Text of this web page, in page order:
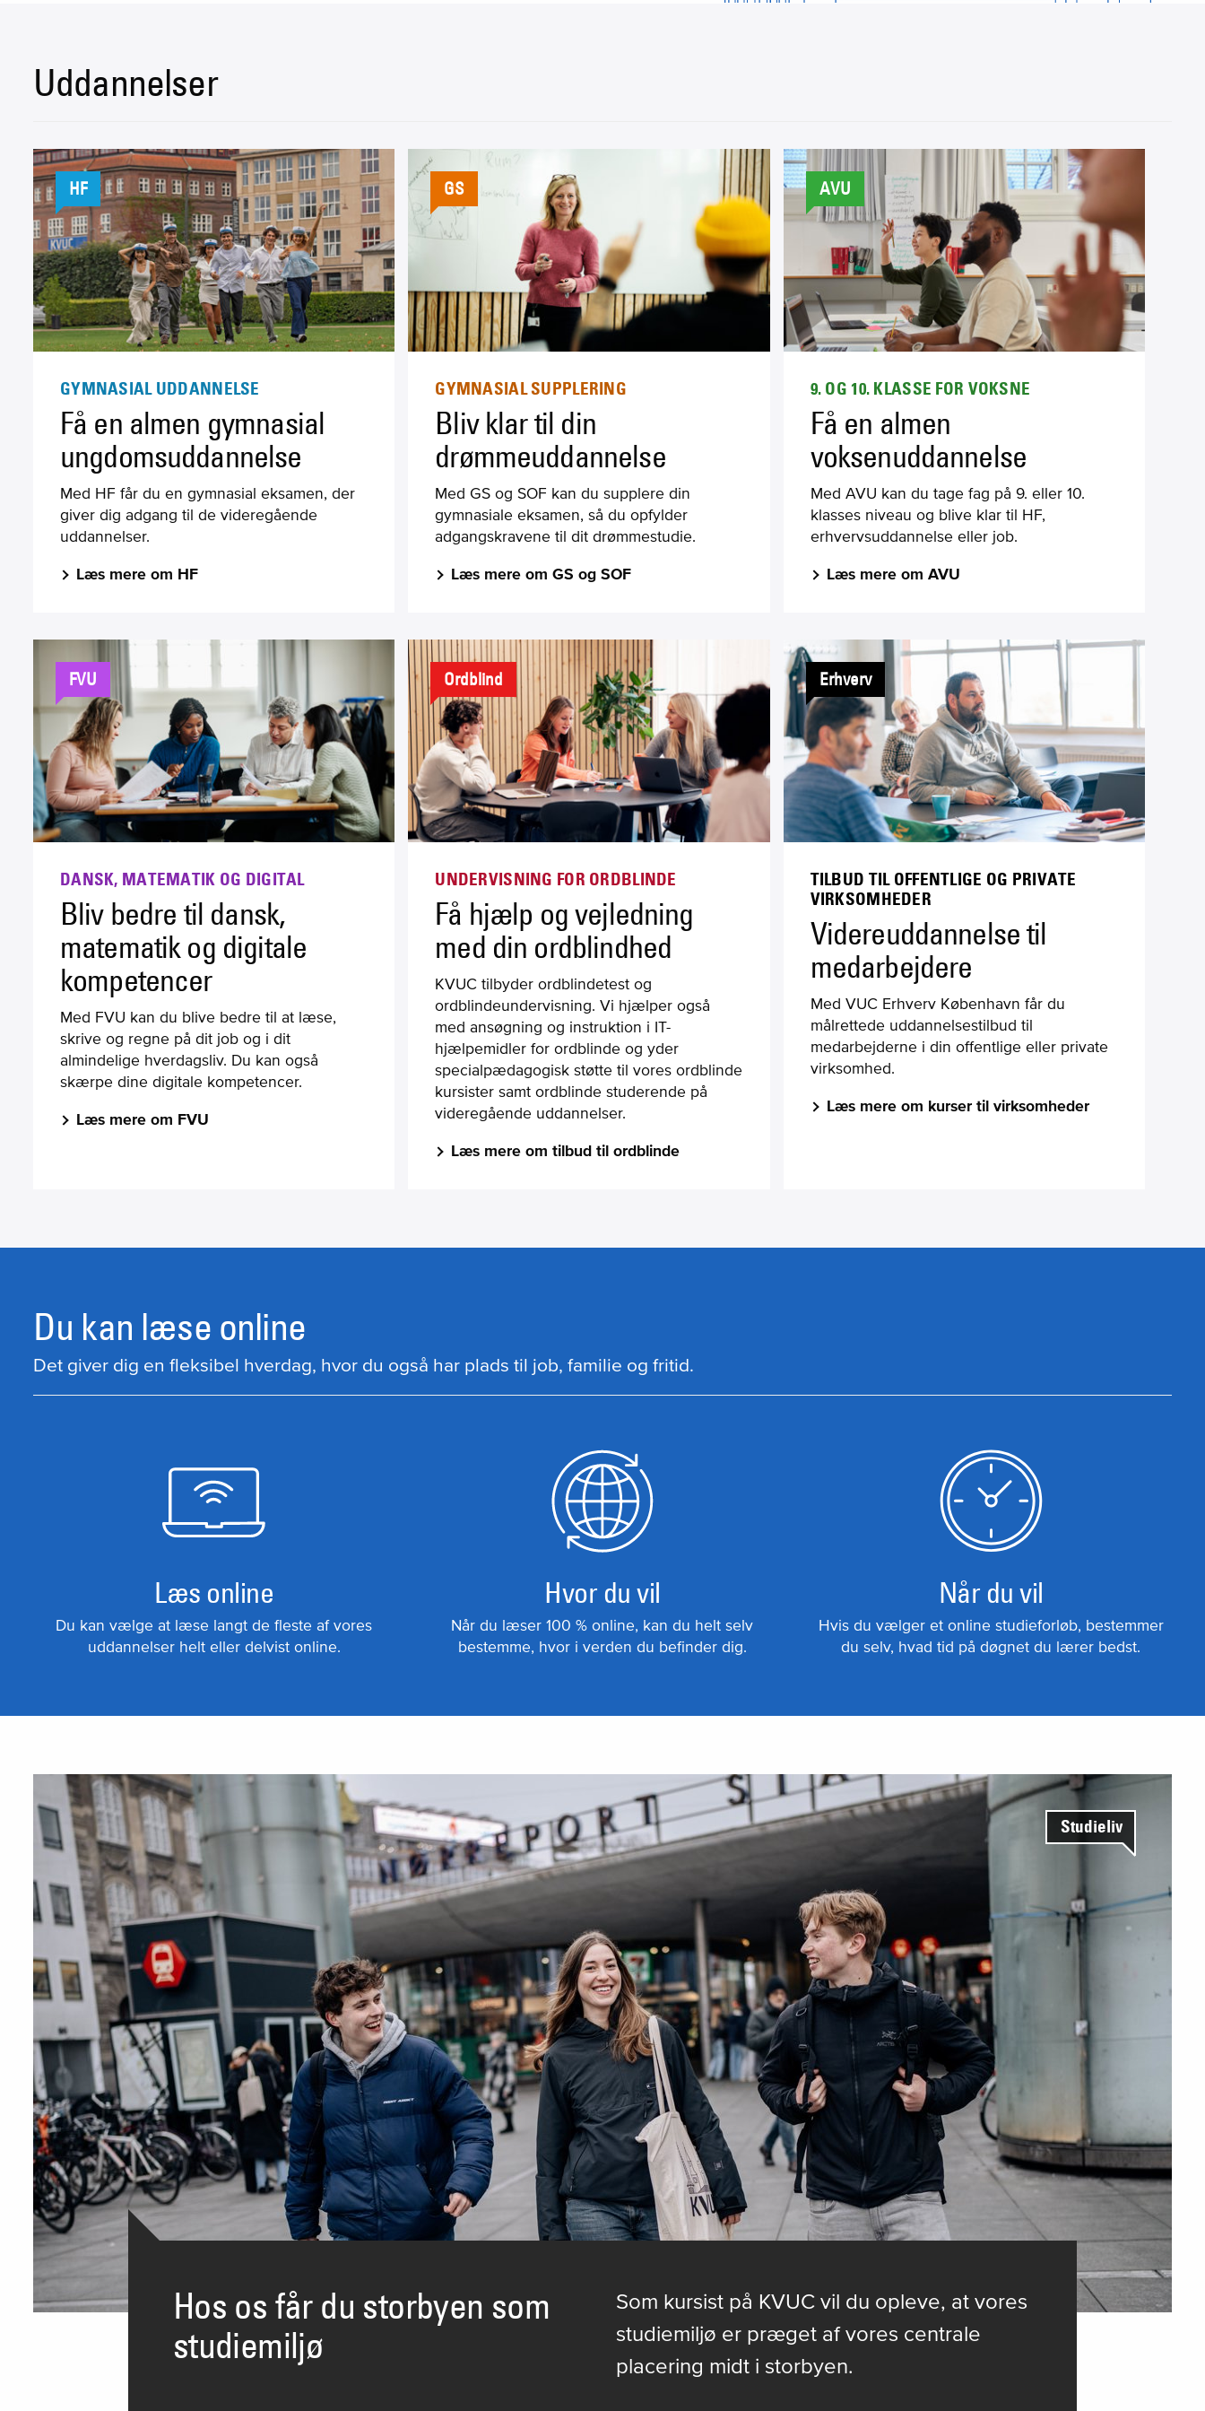
Uddannelser
HF
GYMNASIAL UDDANNELSE
Få en almen gymnasial
ungdomsuddannelse
Med HF får du en gymnasial eksamen, der
giver dig adgang til de videregående
uddannelser.
Læs mere om HF
GS
GYMNASIAL SUPPLERING
Bliv klar til din
drømmeuddannelse
Med GS og SOF kan du supplere din
gymnasiale eksamen, så du opfylder
adgangskravene til dit drømmestudie.
Læs mere om GS og SOF
AVU
9. OG 10. KLASSE FOR VOKSNE
Få en almen
voksenuddannelse
Med AVU kan du tage fag på 9. eller 10.
klasses niveau og blive klar til HF,
erhvervsuddannelse eller job.
Læs mere om AVU
FVU
DANSK, MATEMATIK OG DIGITAL
Bliv bedre til dansk,
matematik og digitale
kompetencer
Med FVU kan du blive bedre til at læse,
skrive og regne på dit job og i dit
almindelige hverdagsliv. Du kan også
skærpe dine digitale kompetencer.
Læs mere om FVU
Ordblind
UNDERVISNING FOR ORDBLINDE
Få hjælp og vejledning
med din ordblindhed
KVUC tilbyder ordblindetest og
ordblindeundervisning. Vi hjælper også
med ansøgning og instruktion i IT-
hjælpemidler for ordblinde og yder
specialpædagogisk støtte til vores ordblinde
kursister samt ordblinde studerende på
videregående uddannelser.
Læs mere om tilbud til ordblinde
Erhverv
TILBUD TIL OFFENTLIGE OG PRIVATE
VIRKSOMHEDER
Videreuddannelse til
medarbejdere
Med VUC Erhverv København får du
målrettede uddannelsestilbud til
medarbejderne i din offentlige eller private
virksomhed.
Læs mere om kurser til virksomheder
Du kan læse online
Det giver dig en fleksibel hverdag, hvor du også har plads til job, familie og fritid.
Læs online
Du kan vælge at læse langt de fleste af vores
uddannelser helt eller delvist online.
Hvor du vil
Når du læser 100 % online, kan du helt selv
bestemme, hvor i verden du befinder dig.
Når du vil
Hvis du vælger et online studieforløb, bestemmer
du selv, hvad tid på døgnet du lærer bedst.
Studieliv
Hos os får du storbyen som
studiemiljø
Som kursist på KVUC vil du opleve, at vores
studiemiljø er præget af vores centrale
placering midt i storbyen.